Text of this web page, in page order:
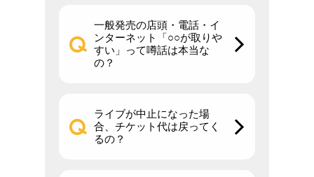
一般発売の店頭・電話・イ
ンターネット「○○が取りや
すい」って噂話は本当な
の？
ライブが中止になった場
合、チケット代は戻ってく
るの？